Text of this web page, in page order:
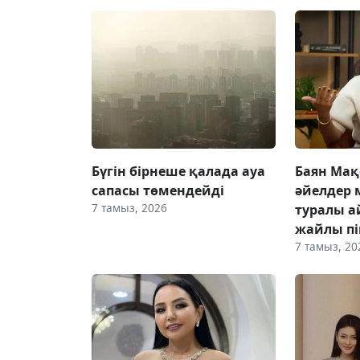
Бүгін бірнеше қалада ауа
сапасы төмендейді
7 тамыз, 2026
Баян
әйелдер
туралы
жайлы
7 тамыз,